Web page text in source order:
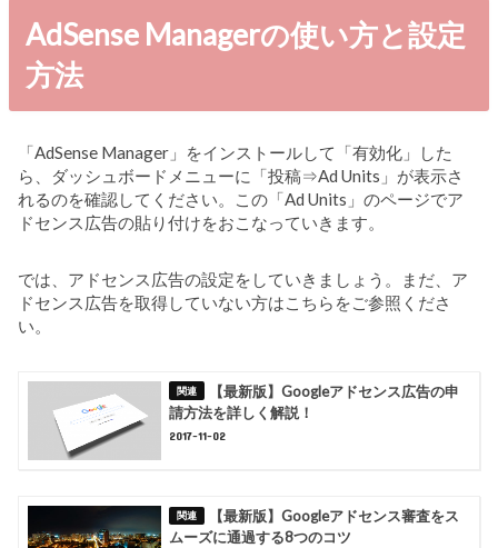
AdSense Managerの使い方と設定
方法
「AdSense Manager」をインストールして「有効化」した
ら、ダッシュボードメニューに「投稿⇒Ad Units」が表示さ
れるのを確認してください。この「Ad Units」のページでア
ドセンス広告の貼り付けをおこなっていきます。
では、アドセンス広告の設定をしていきましょう。まだ、ア
ドセンス広告を取得していない方はこちらをご参照くださ
い。
【最新版】Googleアドセンス広告の申
請方法を詳しく解説！
2017-11-02
【最新版】Googleアドセンス審査をス
ムーズに通過する8つのコツ